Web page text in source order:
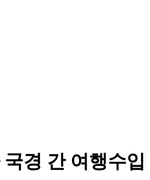
경 간 여행수